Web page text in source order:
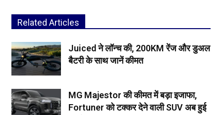
Related Articles
Juiced ने लॉन्च की, 200KM रेंज और डुअल
बैटरी के साथ जानें कीमत
MG Majestor की कीमत में बड़ा इजाफा,
Fortuner को टक्कर देने वाली SUV अब हुई